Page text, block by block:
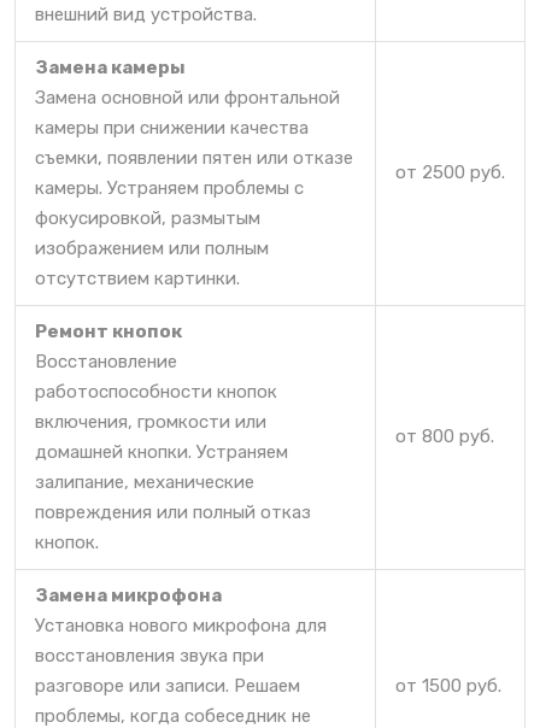
внешний вид устройства.
Замена камеры
Замена основной или фронтальной
камеры при снижении качества
съемки, появлении пятен или отказе
камеры. Устраняем проблемы с
фокусировкой, размытым
изображением или полным
отсутствием картинки.
от 2500 руб.
Ремонт кнопок
Восстановление
работоспособности кнопок
включения, громкости или
домашней кнопки. Устраняем
залипание, механические
повреждения или полный отказ
кнопок.
от 800 руб.
Замена микрофона
Установка нового микрофона для
восстановления звука при
разговоре или записи. Решаем
проблемы, когда собеседник не
от 1500 руб.